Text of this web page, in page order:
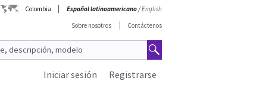
Colombia Español latinoamericano/English
Sobre nosotros
Contáctenos
Registrarse
Iniciar sesión